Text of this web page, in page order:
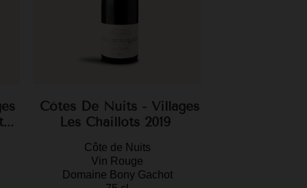
Côtes De Nuits - Villages
Les Chaillots 2019
Côte de Nuits
Vin Rouge
Domaine Bony Gachot